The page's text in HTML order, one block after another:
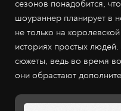
сезонов понадобится,
шоураннер планирует в
не только на
историях простых
сюжеты, ведь во время
они обрастают